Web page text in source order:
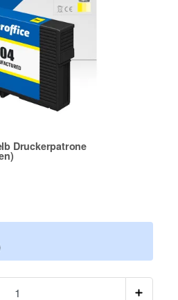
Druckerpatrone